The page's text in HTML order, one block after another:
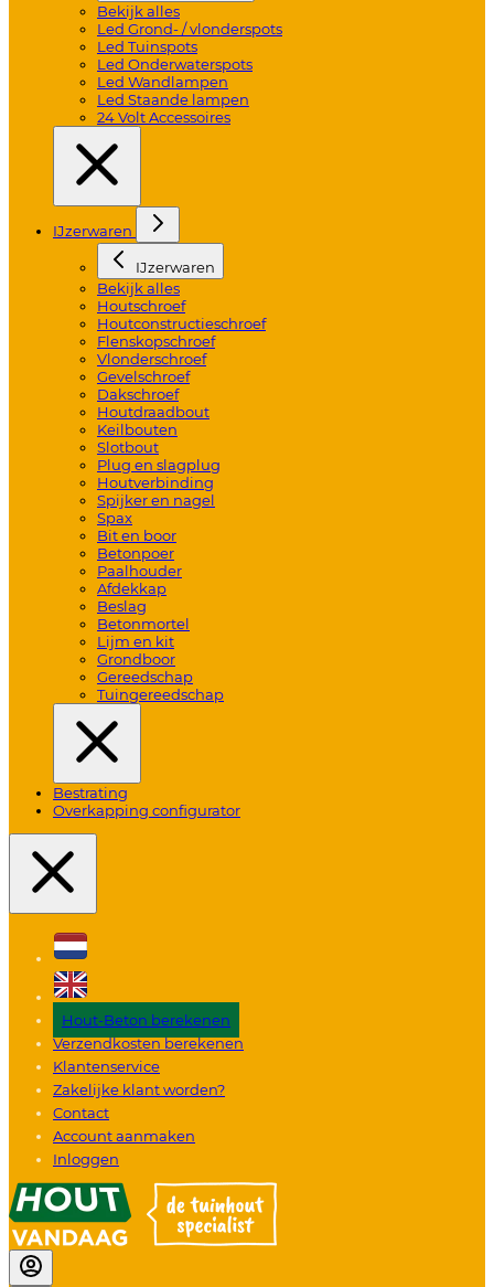
Bekijk alles
Led Grond- / vlonderspots
Led Tuinspots
Led Onderwaterspots
Led Wandlampen
Led Staande lampen
24 Volt Accessoires
IJzerwaren
IJzerwaren
Bekijk alles
Houtschroef
Houtconstructieschroef
Flenskopschroef
Vlonderschroef
Gevelschroef
Dakschroef
Houtdraadbout
Keilbouten
Slotbout
Plug en slagplug
Houtverbinding
Spijker en nagel
Spax
Bit en boor
Betonpoer
Paalhouder
Afdekkap
Beslag
Betonmortel
Lijm en kit
Grondboor
Gereedschap
Tuingereedschap
Bestrating
Overkapping configurator
Hout-Beton berekenen
Verzendkosten berekenen
Klantenservice
Zakelijke klant worden?
Contact
Account aanmaken
Inloggen